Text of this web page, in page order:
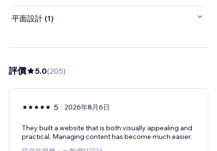
平面設計 (1)
評價 5.0(205)
5 2026年8月6日
They built a website that is both visually appealing and
practical. Managing content has become much easier.